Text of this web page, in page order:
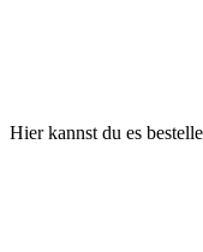
Hier kannst du es